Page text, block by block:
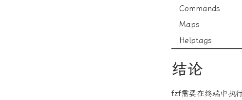
Commands
Maps
Helptags
结论
fzf需要在终端中执